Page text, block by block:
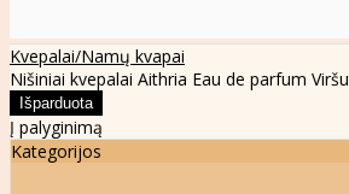
Kvepalai/Namų kvapai
Nišiniai kvepalai Aithria Eau de parfum
Į palyginimą
Kategorijos